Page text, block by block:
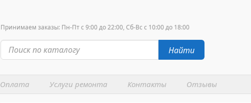
Принимаем заказы: Пн-Пт с 9:00 до 22:00, Сб-Вс с 10:00 до 18:00
Найти
Оплата Услуги ремонта Контакты Отзывы